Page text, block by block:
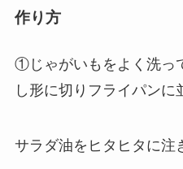
作り方
①じゃがいもをよく洗っ
し形に切りフライパンに
サラダ油をヒタヒタに注